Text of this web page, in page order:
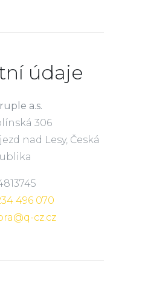
údaje
a.s.
306
nad Lesy, Česká
496 070
cz.cz